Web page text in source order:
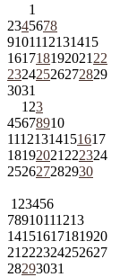
1
2345678
9101112131415
161718192021 22
23242526272829
3031
1 23
45678910
11121314151617
18192021 222324
252627282930
1 23456
78910111213
14151617181920
21 222324252627
28293031